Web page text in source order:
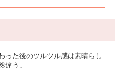
った後のツルツル感は素晴らし
違う。